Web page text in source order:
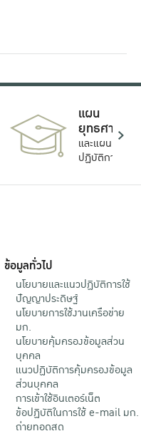
แผน
ยุทธศาสตร์
และแผน
ปฏิบัติการ
ข้อมูลทั่วไป
นโยบายและแนวปฏิบัติการใช้
ปัญญาประดิษฐ์
นโยบายการใช้งานเครือข่าย
มก.
นโยบายคุ้มครองข้อมูลส่วน
บุคคล
แนวปฏิบัติการคุ้มครองข้อมูล
ส่วนบุคคล
การเข้าใช้อินเตอร์เน็ต
ข้อปฏิบัติในการใช้ e-mail มก.
ถ่ายทอดสด